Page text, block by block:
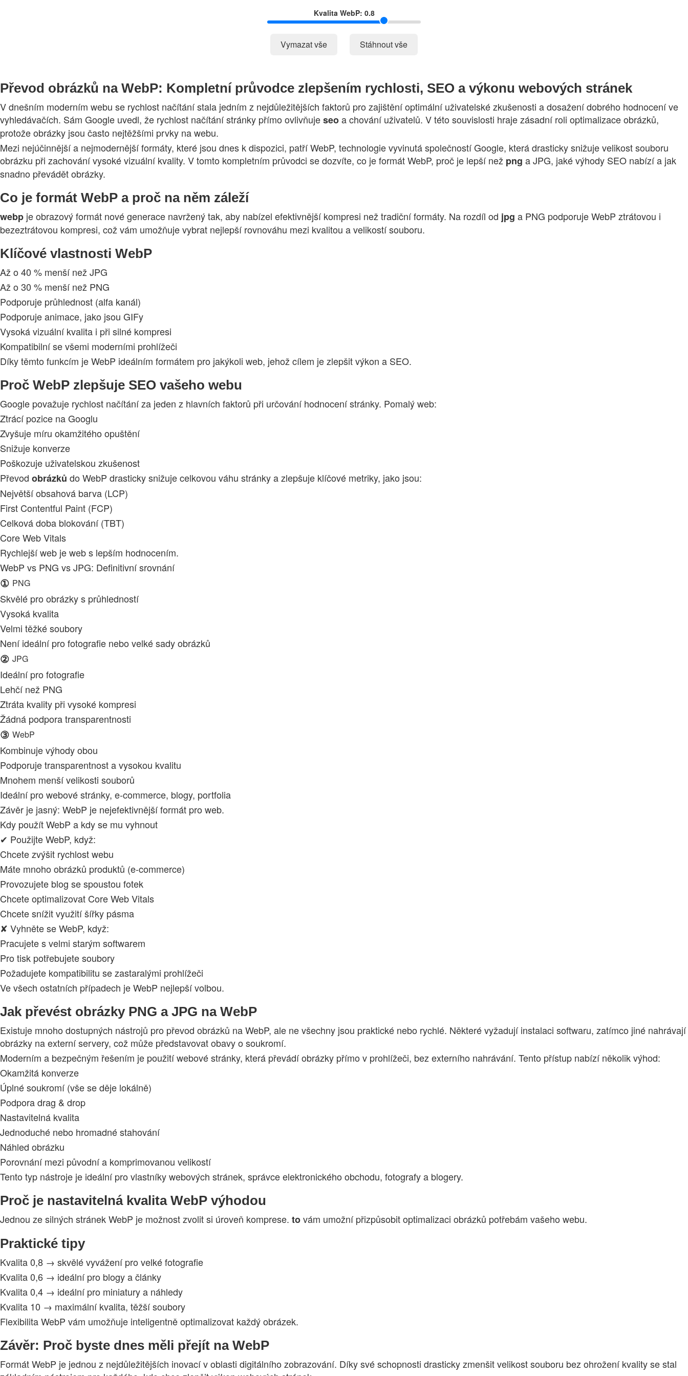
Kvalita WebP: 0.8
Vymazat vše Stáhnout vše
Převod obrázků na WebP: Kompletní průvodce zlepšením rychlosti, SEO a výkonu webových stránek
V dnešním moderním webu se rychlost načítání stala jedním z nejdůležitějších faktorů pro zajištění optimální uživatelské zkušenosti a dosažení dobrého hodnocení ve
vyhledávačích. Sám Google uvedl, že rychlost načítání stránky přímo ovlivňujeseoa chování uživatelů. V této souvislosti hraje zásadní roli optimalizace obrázků,
protože obrázky jsou často nejtěžšími prvky na webu.
Mezi nejúčinnější a nejmodernější formáty, které jsou dnes k dispozici, patří WebP, technologie vyvinutá společností Google, která drasticky snižuje velikost souboru
obrázku při zachování vysoké vizuální kvality. V tomto kompletním průvodci se dozvíte, co je formát WebP, proč je lepší než png a JPG, jaké výhody SEO nabízí a jak
snadno převádět obrázky.
Co je formát WebP a proč na něm záleží
webp je obrazový formát nové generace navržený tak, aby nabízel efektivnější kompresi než tradiční formáty. Na rozdíl od jpg a PNG podporuje WebP ztrátovou i
bezeztrátovou kompresi, což vám umožňuje vybrat nejlepší rovnováhu mezi kvalitou a velikostí souboru.
Klíčové vlastnosti WebP
Až o 40 % menší než JPG
Až o 30 % menší než PNG
Podporuje průhlednost (alfa kanál)
Podporuje animace, jako jsou GIFy
Vysoká vizuální kvalita i při silné kompresi
Kompatibilní se všemi moderními prohlížeči
Díky těmto funkcím je WebP ideálním formátem pro jakýkoli web, jehož cílem je zlepšit výkon a SEO.
Proč WebP zlepšuje SEO vašeho webu
Google považuje rychlost načítání za jeden z hlavních faktorů při určování hodnocení stránky. Pomalý web:
Ztrácí pozice na Googlu
Zvyšuje míru okamžitého opuštění
Snižuje konverze
Poškozuje uživatelskou zkušenost
Převod obrázků do WebP drasticky snižuje celkovou váhu stránky a zlepšuje klíčové metriky, jako jsou:
Největší obsahová barva (LCP)
First Contentful Paint (FCP)
Celková doba blokování (TBT)
Core Web Vitals
Rychlejší web je web s lepším hodnocením.
WebP vs PNG vs JPG: Definitivní srovnání
① PNG
Skvělé pro obrázky s průhledností
Vysoká kvalita
Velmi těžké soubory
Není ideální pro fotografie nebo velké sady obrázků
② JPG
Ideální pro fotografie
Lehčí než PNG
Ztráta kvality při vysoké kompresi
Žádná podpora transparentnosti
③ WebP
Kombinuje výhody obou
Podporuje transparentnost a vysokou kvalitu
Mnohem menší velikosti souborů
Ideální pro webové stránky, e-commerce, blogy, portfolia
Závěr je jasný: WebP je nejefektivnější formát pro web.
Kdy použít WebP a kdy se mu vyhnout
✔ Použijte WebP, když:
Chcete zvýšit rychlost webu
Máte mnoho obrázků produktů (e-commerce)
Provozujete blog se spoustou fotek
Chcete optimalizovat Core Web Vitals
Chcete snížit využití šířky pásma
✘ Vyhněte se WebP, když:
Pracujete s velmi starým softwarem
Pro tisk potřebujete soubory
Požadujete kompatibilitu se zastaralými prohlížeči
Ve všech ostatních případech je WebP nejlepší volbou.
Jak převést obrázky PNG a JPG na WebP
Existuje mnoho dostupných nástrojů pro převod obrázků na WebP, ale ne všechny jsou praktické nebo rychlé. Některé vyžadují instalaci softwaru, zatímco jiné nahrávají
obrázky na externí servery, což může představovat obavy o soukromí.
Moderním a bezpečným řešením je použití webové stránky, která převádí obrázky přímo v prohlížeči, bez externího nahrávání. Tento přístup nabízí několik výhod:
Okamžitá konverze
Úplné soukromí (vše se děje lokálně)
Podpora drag & drop
Nastavitelná kvalita
Jednoduché nebo hromadné stahování
Náhled obrázku
Porovnání mezi původní a komprimovanou velikostí
Tento typ nástroje je ideální pro vlastníky webových stránek, správce elektronického obchodu, fotografy a blogery.
Proč je nastavitelná kvalita WebP výhodou
Jednou ze silných stránek WebP je možnost zvolit si úroveň komprese. továm umožní přizpůsobit optimalizaci obrázků potřebám vašeho webu.
Praktické tipy
Kvalita 0,8 → skvělé vyvážení pro velké fotografie
Kvalita 0,6 → ideální pro blogy a články
Kvalita 0,4 → ideální pro miniatury a náhledy
Kvalita 10 → maximální kvalita, těžší soubory
Flexibilita WebP vám umožňuje inteligentně optimalizovat každý obrázek.
Závěr: Proč byste dnes měli přejít na WebP
Formát WebP je jednou z nejdůležitějších inovací v oblasti digitálního zobrazování. Díky své schopnosti drasticky zmenšit velikost souboru bez ohrožení kvality se stal